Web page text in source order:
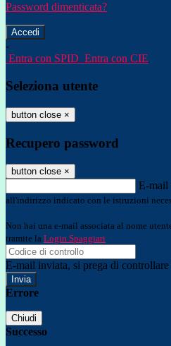
Password dimenticata?
-
Entra con SPID Entra con CIE
Seleziona utente
button close ×
Recupero password
button close ×
E-mail
all'indirizzo indicato con le istruzioni
Non hai una e-mail associata al nome
tramite la Login Spaggiari
E-mail inviata, si prega di
Errore
Chiudi
Successo